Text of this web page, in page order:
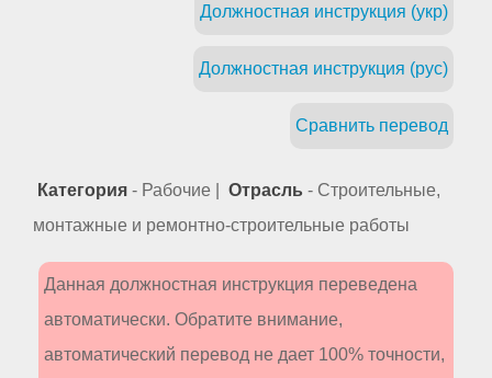
Должностная инструкция (укр)
Должностная инструкция (рус)
Сравнить перевод
Категория - Рабочие | Отрасль - Строительные,
монтажные и ремонтно-строительные работы
Данная должностная инструкция переведена
автоматически. Обратите внимание,
автоматический перевод не дает 100% точности,